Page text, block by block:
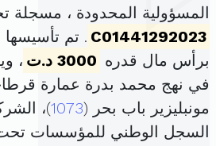
المسؤولية المحدودة ، مسجلة
C01441292023
برأس مال قدره 3000 د.ت
،
مونبليزير باب بحر (1073)،
السجل الوطني للمؤسسات